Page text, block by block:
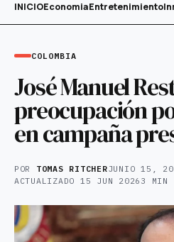
INICIOEconomiaEntretenimiento
COLOMBIA
José Manuel
preocupación
en campaña
POR TOMAS RITCHERJUNIO 15,
ACTUALIZADO 15 JUN 2026 3 MIN